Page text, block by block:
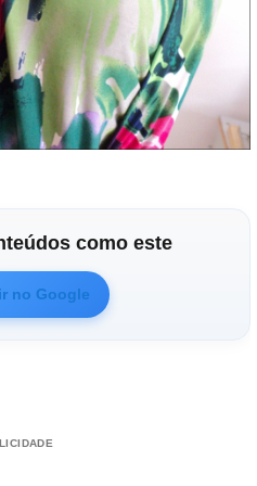
como este
no Google